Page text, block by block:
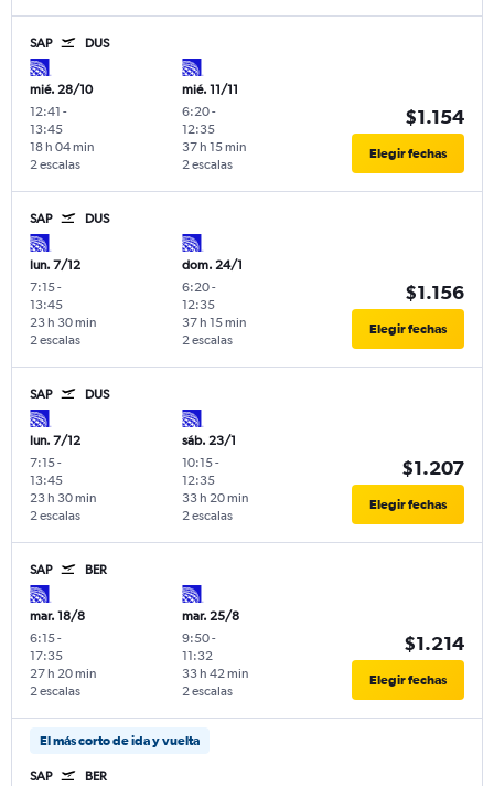
SAP DUS
mié. 28/10
12:41 -
13:45
2 escalas
18 h 04 min
mié. 11/11
6:20-
12:35
2 escalas
37 h 15 min
$1.154
Elegir fechas
SAP DUS
lun. 7/12
7:15-
13:45
2 escalas
23 h 30 min
dom. 24/1
6:20-
12:35
2 escalas
37 h 15 min
$1.156
Elegir fechas
SAP DUS
lun. 7/12
7:15-
13:45
2 escalas
23 h 30 min
sáb. 23/1
10:15-
12:35
2 escalas
33 h 20 min
$1.207
Elegir fechas
SAP BER
mar. 18/8
6:15-
17:35
2 escalas
27 h 20 min
mar. 25/8
9:50-
11:32
2 escalas
33 h 42 min
$1.214
Elegir fechas
El más corto de ida y vuelta
SAP BER